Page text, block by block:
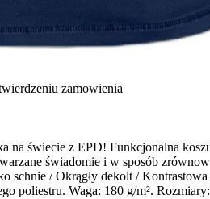
zamowienia
na świecie z EPD! Funkcjonalna
świadomie i w sposób
schnie / Okrągły dekolt /
poliestru. Waga: 180 g/m².